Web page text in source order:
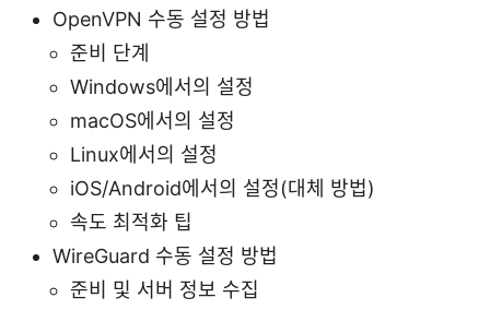
OpenVPN 수동 설정 방법
준비 단계
Windows에서의 설정
macOS에서의 설정
Linux에서의 설정
iOS/Android에서의 설정(대체 방법)
속도 최적화 팁
WireGuard 수동 설정 방법
준비 및 서버 정보 수집